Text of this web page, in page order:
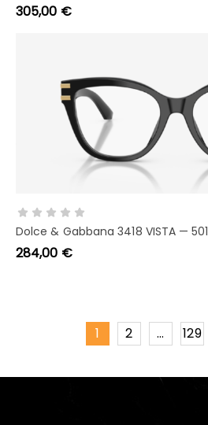
305,00 €
Dolce & Gabbana 3418 VISTA — 501
284,00 €
1 2 … 129